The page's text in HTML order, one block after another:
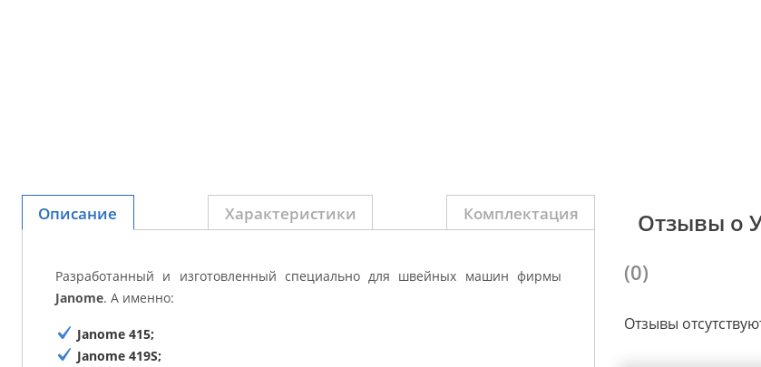
Описание Характеристики Комплектация
Разработанный и изготовленный специально для швейных машин фирмы
Janome. А именно:
Janome 415;
Janome 419S;
Отзывы о
(0)
Отзывы